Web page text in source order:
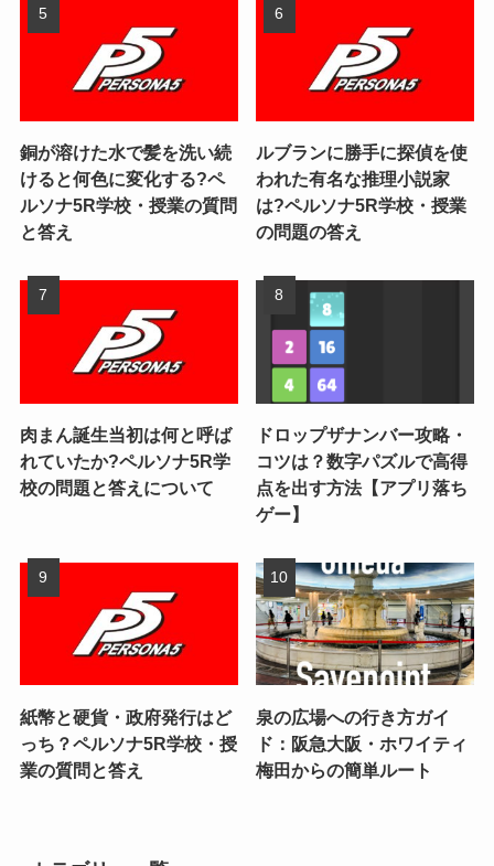
銅が溶けた水で髪を洗い続
けると何色に変化する?ペ
ルソナ5R学校・授業の質問
と答え
ルブランに勝手に探偵を使
われた有名な推理小説家
は?ペルソナ5R学校・授業
の問題の答え
肉まん誕生当初は何と呼ば
れていたか?ペルソナ5R学
校の問題と答えについて
ドロップザナンバー攻略・
コツは？数字パズルで高得
点を出す方法【アプリ落ち
ゲー】
紙幣と硬貨・政府発行はど
っち？ペルソナ5R学校・授
業の質問と答え
泉の広場への行き方ガイ
ド：阪急大阪・ホワイティ
梅田からの簡単ルート